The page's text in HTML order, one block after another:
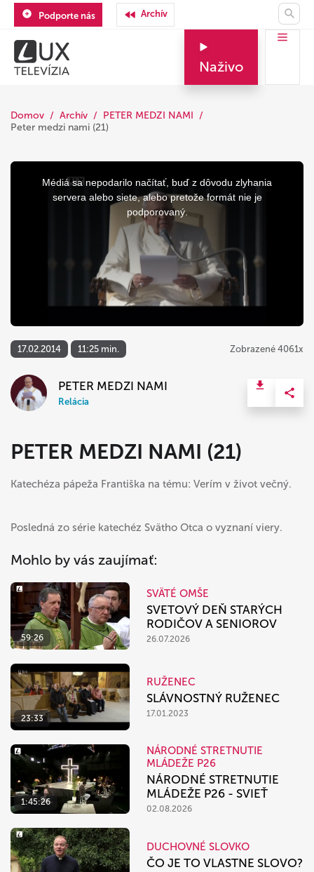
Podporte nás Archív
Naživo
Domov Archív
PETER MEDZI NAMI
Peter medzi nami (21)
This
Médiá sa nepodarilo načítať, buď z dôvodu zlyhania
servera alebo siete, alebo pretože formát nie je
podporovaný.
17.02.2014 11:25 min. Zobrazené 4061x
PETER MEDZI NAMI
Relácia
PETER MEDZI NAMI (21)
Katechéza pápeža Františka na tému: Verím v život večný.
Posledná zo série katechéz Svätho Otca o vyznaní viery.
Mohlo by vás zaujímať:
59:26
SVÄTÉ OMŠE
SVETOVÝ DEŇ STARÝCH
RODIČOV A SENIOROV
26.07.2026
23:33
RUŽENEC
SLÁVNOSTNÝ RUŽENEC
17.01.2023
1:45:26
NÁRODNÉ STRETNUTIE
MLÁDEŽE P26
NÁRODNÉ STRETNUTIE
MLÁDEŽE P26 - SVIEŤ
02.08.2026
DUCHOVNÉ SLOVKO
ČO JE TO VLASTNE SLOVO?